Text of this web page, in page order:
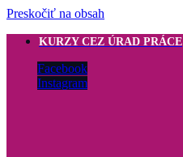
Preskočiť na obsah
KURZY CEZ ÚRAD PRÁCE
Facebook
Instagram